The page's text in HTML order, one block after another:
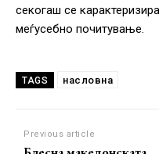
секогаш се
меѓусебно почитување.
TAGS насловна
Previous article